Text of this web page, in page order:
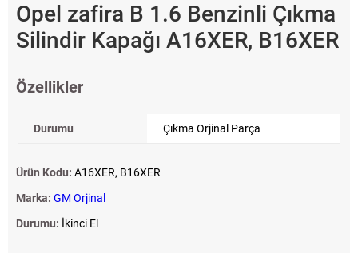
Opel zafira B 1.6 Benzinli Çıkma
Silindir Kapağı A16XER, B16XER
Özellikler
Durumu Çıkma Orjinal Parça
Ürün Kodu: A16XER, B16XER
Marka: GM Orjinal
Durumu: İkinci El